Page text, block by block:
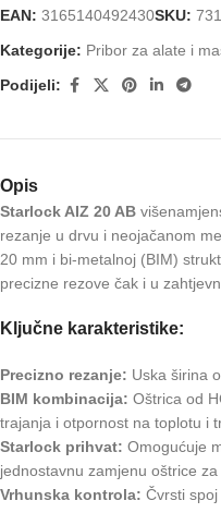
EAN: 3165140492430SKU:
Kategorije: Pribor za alate i
Podijeli:
Opis
Starlock AIZ 20 AB
rezanje u drvu i neojačanom
20 mm i bi-metalnoj (BIM)
precizne rezove čak i u
Ključne karakteristike:
Precizno rezanje: Uska širina
BIM kombinacija: Oštrica od
trajanja i otpornost na toplotu i
Starlock prihvat: Omogućuje
jednostavnu zamjenu oštrice
Vrhunska kontrola: Čvrsti